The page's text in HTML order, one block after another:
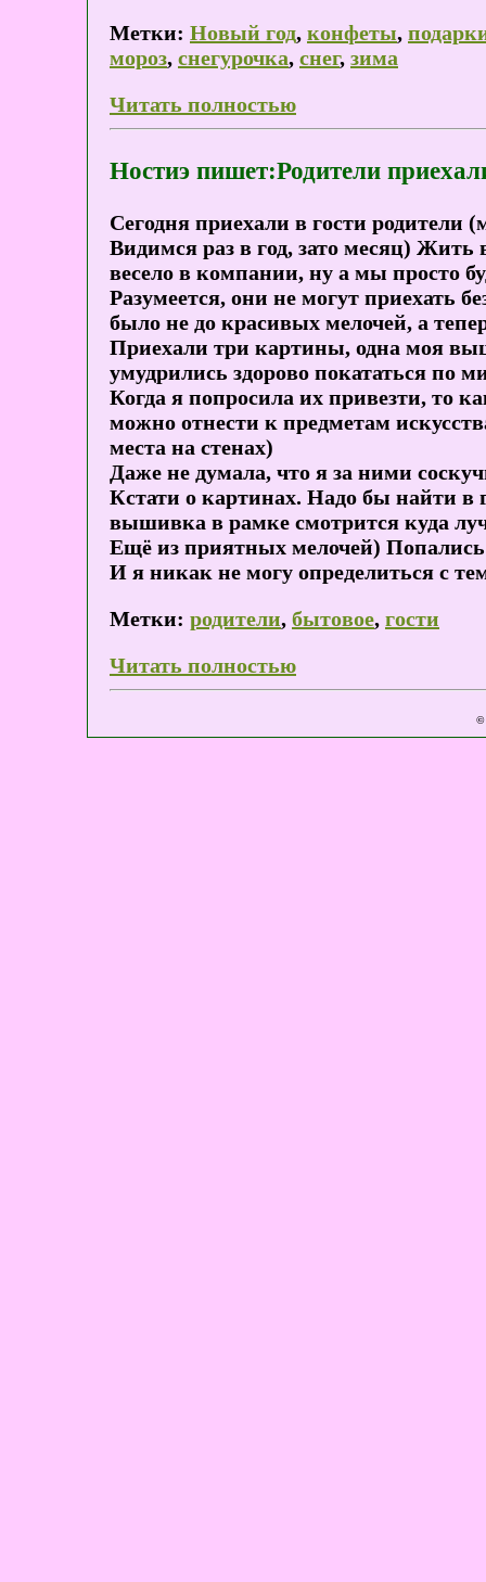
Метки: Новый год, конфеты,
мороз, снегурочка, снег, зима
Читать полностью
Ностиэ пишет:Родители
Сегодня приехали в гости родители
Видимся раз в год, зато месяц) Жить
весело в компании, ну а мы просто
Разумеется, они не могут приехать
было не до красивых мелочей, а
Приехали три картины, одна моя
умудрились здорово покататься по
Когда я попросила их привезти, то
можно отнести к предметам
места на стенах)
Даже не думала, что я за ними
Кстати о картинах. Надо бы найти в
вышивка в рамке смотрится куда
Ещё из приятных мелочей)
И я никак не могу определиться с
Метки: родители, бытовое, гости
Читать полностью
©